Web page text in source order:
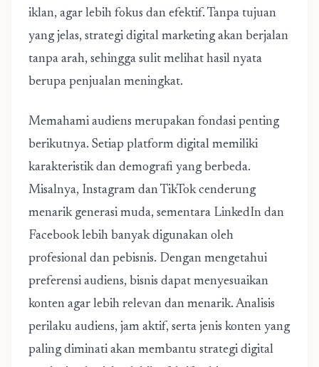
iklan, agar lebih fokus dan efektif. Tanpa tujuan
yang jelas, strategi digital marketing akan berjalan
tanpa arah, sehingga sulit melihat hasil nyata
berupa penjualan meningkat.
Memahami audiens merupakan fondasi penting
berikutnya. Setiap platform digital memiliki
karakteristik dan demografi yang berbeda.
Misalnya, Instagram dan TikTok cenderung
menarik generasi muda, sementara LinkedIn dan
Facebook lebih banyak digunakan oleh
profesional dan pebisnis. Dengan mengetahui
preferensi audiens, bisnis dapat menyesuaikan
konten agar lebih relevan dan menarik. Analisis
perilaku audiens, jam aktif, serta jenis konten yang
paling diminati akan membantu strategi digital